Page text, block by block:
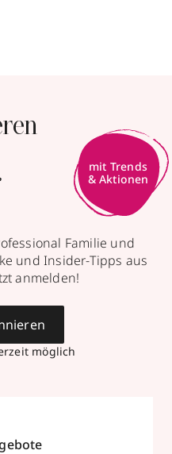
mit Trends
& Aktionen
Familie und
und Insider-Tipps aus
anmelden!
möglich